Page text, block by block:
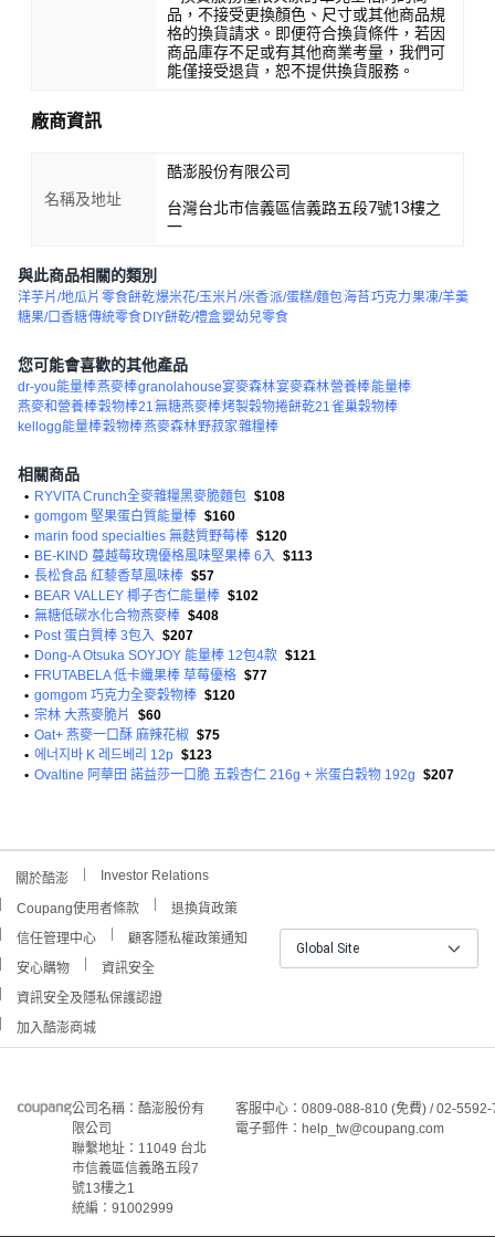
品，不接受更換顏色、尺寸或其他商品規
格的換貨請求。即便符合換貨條件，若因
商品庫存不足或有其他商業考量，我們可
能僅接受退貨，恕不提供換貨服務。
廠商資訊
名稱及地址
酷澎股份有限公司
台灣台北市信義區信義路五段7號13樓之
一
與此商品相關的類別
洋芋片/地瓜片 零食餅乾爆米花/玉米片/米香派/蛋糕/麵包海苔巧克力果凍/羊羹
糖果/口香糖傳統零食DIY餅乾/禮盒嬰幼兒零食
您可能會喜歡的其他產品
dr-you能量棒燕麥棒granolahouse宴麥森林宴麥森林營養棒能量棒
燕麥和營養棒穀物棒21 無糖燕麥棒烤製穀物捲餅乾21 雀巢穀物棒
kellogg能量棒穀物棒燕麥森林野菽家雜糧棒
相關商品
• RYVITA Crunch全麥雜糧黑麥脆麵包 $108
• gomgom 堅果蛋白質能量棒 $160
• marin food specialties 無麩質野莓棒 $120
• BE-KIND 蔓越莓玫瑰優格風味堅果棒 6入
$113
• 長松食品 紅藜香草風味棒 $57
• BEAR VALLEY 椰子杏仁能量棒 $102
• 無糖低碳水化合物燕麥棒 $408
• Post 蛋白質棒 3包入
$207
• Dong-A Otsuka SOYJOY 能量棒 12包4款 $121
• FRUTABELA 低卡纖果棒 草莓優格 $77
• gomgom 巧克力全麥穀物棒 $120
• 宗林 大燕麥脆片
$60
• Oat+ 燕麥一口酥 麻辣花椒 $75
• 에너지바 K 레드베리 12p $123
• Ovaltine 阿華田 諾益莎一口脆 五穀杏仁 216g + 米蛋白穀物 192g $207
關於酷澎 Investor Relations
Coupang使用者條款
退換貨政策
信任管理中心
顧客隱私權政策通知
安心購物
資訊安全
資訊安全及隱私保護認證
加入酷澎商城
Global Site
公司名稱：酷澎股份有
限公司
聯繫地址：11049 台北
市信義區信義路五段7
號13樓之1
統編：91002999
客服中心：0809-088-810 (免費) / 02-
電子郵件：help_tw@coupang.com